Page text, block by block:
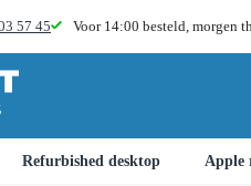
57 45 Voor 14:00 besteld, morgen
Refurbished desktop Apple